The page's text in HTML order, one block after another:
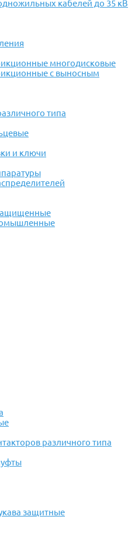
кабелей до 35 кВ
многодисковые
с выносным
типа
и ключи
различного типа
защитные